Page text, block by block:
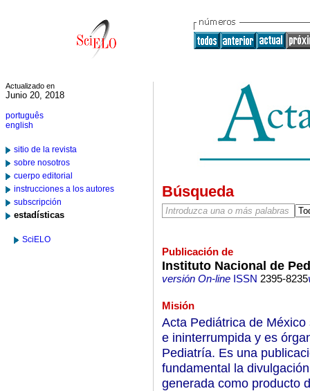
Actualizado en
Junio 20, 2018
português
english
sitio de la revista
sobre nosotros
cuerpo editorial
instrucciones a los autores
subscripción
estadísticas
SciELO
Búsqueda
Publicación de
Instituto Nacional de
versión On-lineISSN 2395-8235
Misión
Acta Pediátrica de
e ininterrumpida y es
Pediatría. Es una
fundamental la
generada como producto